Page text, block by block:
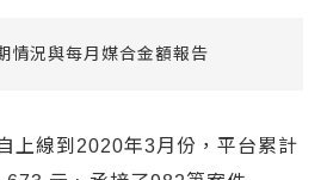
情況與每月媒合金額報告
上線到2020年3月份，平台累計